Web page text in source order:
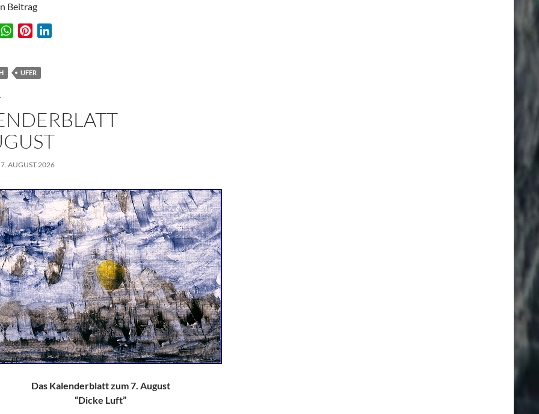
Beitrag
W
t
p
t
e
t
I
UFER
AUGUST 2026
Das Kalenderblatt zum 7. August
“Dicke Luft”